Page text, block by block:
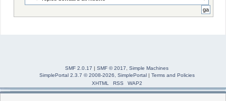
SMF 2.0.17 | SMF © 2017
Simple Machines
SimplePortal 2.3.7 © 2008-2026, SimplePortal| Terms and Policies
XHTML
RSS WAP2